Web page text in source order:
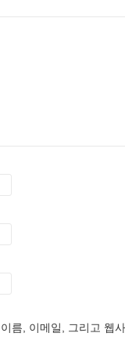
름, 이메일, 그리고 웹